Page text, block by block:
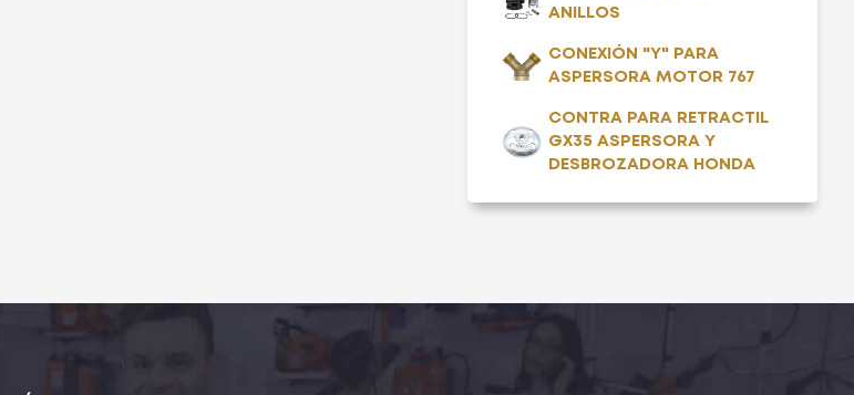
ANILLOS
CONEXIÓN "Y" PARA
ASPERSORA MOTOR 767
CONTRA PARA RETRACTIL
GX35 ASPERSORA Y
DESBROZADORA HONDA